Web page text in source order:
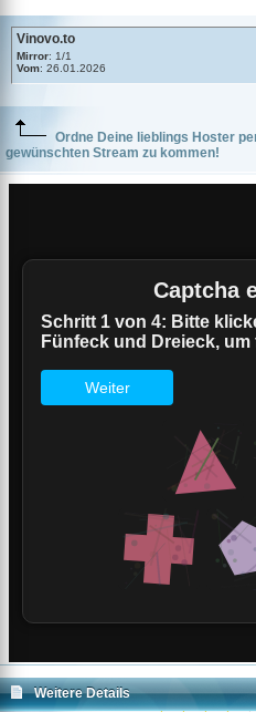
Vinovo.to
Mirror: 1/1
Vom: 26.01.2026
Ordne Deine lieblings Hoster
gewünschten Stream zu kommen!
Weitere Details